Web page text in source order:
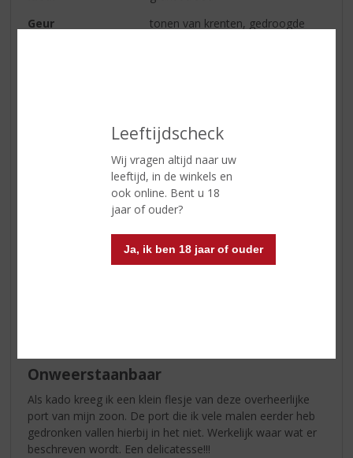
Leeftijdscheck
Wij vragen altijd naar uw
leeftijd, in de winkels en
ook online. Bent u 18
jaar of ouder?
Ja, ik ben 18 jaar of ouder
Geur
tonen van krenten, gedroogde
gekoeld bij chocoladedesserts
Tussen 12 - 14 °C.
Reviews
Schrijf een review
Onweerstaanbaar
Als kado kreeg ik een klein flesje van deze overheerlijke
port van mijn zoon. De port die ik vele malen eerder heb
gedronken vallen hierbij in het niet. Werkelijk waar wat er
beschreven wordt. Een delicatesse!!!